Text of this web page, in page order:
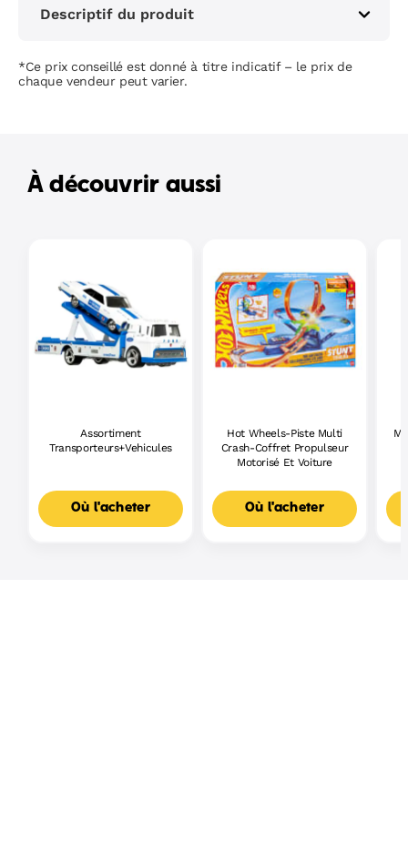
Descriptif du produit
*Ce prix conseillé est donné à titre indicatif – le prix de
chaque vendeur peut varier.
À découvrir aussi
Assortiment
Transporteurs+Vehicules
Où l'acheter
Hot Wheels-Piste Multi
Crash-Coffret Propulseur
Motorisé Et Voiture
Où l'acheter